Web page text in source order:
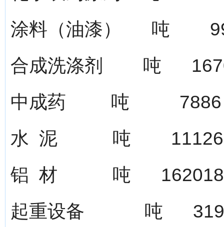
涂料（油漆） 吨
合成洗涤剂 吨
中成药 吨
水 泥 吨
铝 材 吨
起重设备 吨